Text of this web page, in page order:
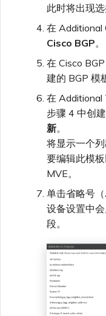
此时将出现选
在 Additional
Cisco BGP。
在 Cisco
建的 BGP 模
在 Additional
步骤 4 中创
新。
将显示一个
要编辑此模
MVE。
单击省略号（
设备设置中
段。